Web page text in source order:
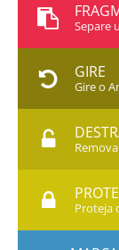
Separe
GIRE
Gire o
Proteja